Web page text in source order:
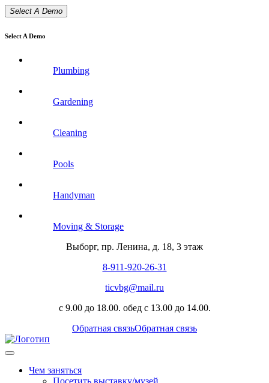
Select A Demo
Select A Demo
Plumbing
Gardening
Cleaning
Pools
Handyman
Moving & Storage
Выборг, пр. Ленина, д. 18, 3 этаж
8-911-920-26-31
ticvbg@mail.ru
с 9.00 до 18.00. обед с 13.00 до 14.00.
Обратная связьОбратная связь
Чем заняться
Посетить выставку/музей